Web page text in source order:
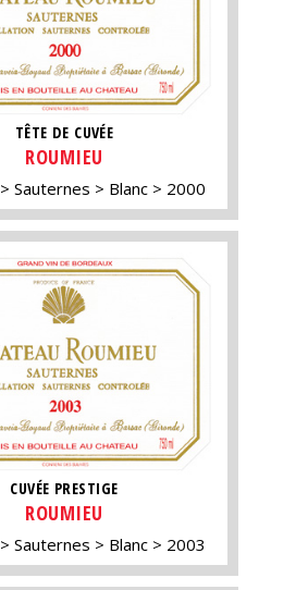
TÊTE DE CUVÉE
ROUMIEU
Sauternes Blanc 2000
CUVÉE PRESTIGE
ROUMIEU
Sauternes Blanc 2003